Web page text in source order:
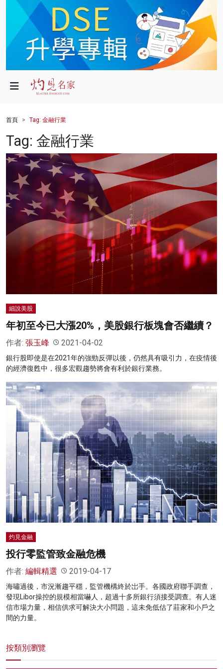
政局
財經
健康
商業
科技
影片
名家榜
灼見活動
首頁 Tag: 金融行業
Tag: 金融行業
細說美股
年初至今已大漲20%，美股銀行板塊會否繼續？
作者: 張玉峰 2021-04-02
銀行股即使是在2021年的強勁反彈以後，仍然具有吸引力，在疫情後
的經濟復甦中，很多宏觀趨勢將會有利於銀行業務。
灼見金融
投行零監管致金融危機
作者: 編輯精選 2019-04-17
海嘯過後，市況漸趨平穩，監管機構終於岀手。各國政府聯手調查，
發現Libor操控的規模相當嚇人，超過十多所銀行須接受調查。有人迷
信市場力量，相信供求可解決大小問題，這未免低估了莊家和小戶之
間的力量。
按類別瀏覽